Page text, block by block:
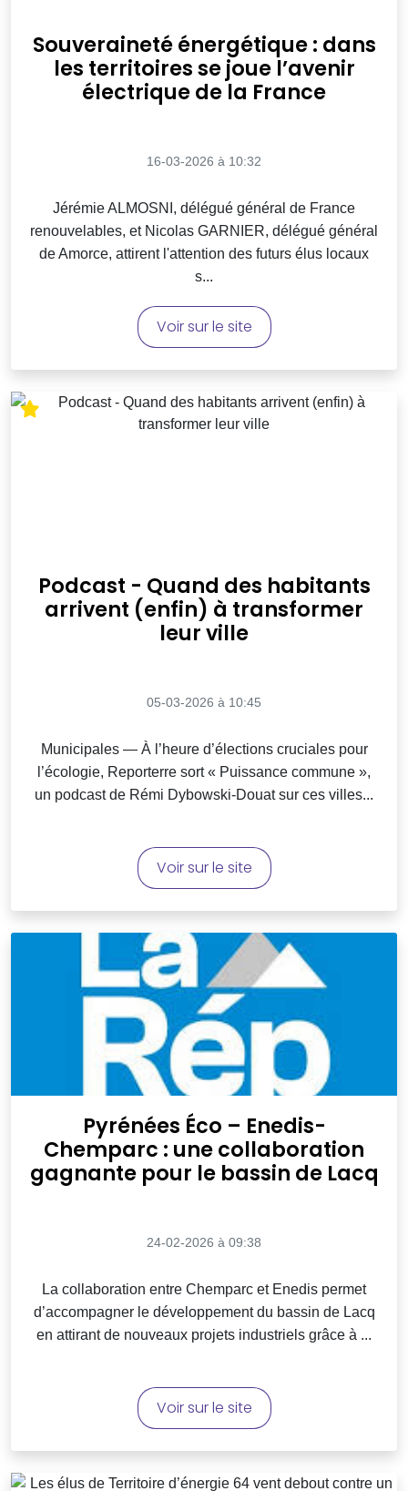
Souveraineté énergétique : dans
les territoires se joue l’avenir
électrique de la France
16-03-2026 à 10:32
Jérémie ALMOSNI, délégué général de France
renouvelables, et Nicolas GARNIER, délégué général
de Amorce, attirent l'attention des futurs élus locaux
s...
Voir sur le site
Podcast - Quand des habitants
arrivent (enfin) à transformer
leur ville
05-03-2026 à 10:45
Municipales — À l’heure d’élections cruciales pour
l’écologie, Reporterre sort « Puissance commune »,
un podcast de Rémi Dybowski-Douat sur ces villes...
Voir sur le site
Pyrénées Éco – Enedis-
Chemparc : une collaboration
gagnante pour le bassin de Lacq
24-02-2026 à 09:38
La collaboration entre Chemparc et Enedis permet
d’accompagner le développement du bassin de Lacq
en attirant de nouveaux projets industriels grâce à ...
Voir sur le site